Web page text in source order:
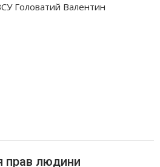
Головатий Валентин
прав людини